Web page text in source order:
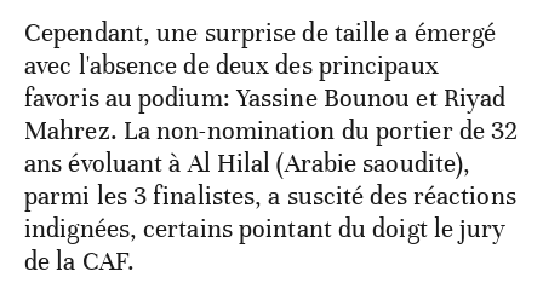
Cependant, une surprise de taille a émergé
avec l'absence de deux des principaux
favoris au podium: Yassine Bounou et Riyad
Mahrez. La non-nomination du portier de 32
ans évoluant à Al Hilal (Arabie saoudite),
parmi les 3 finalistes, a suscité des réactions
indignées, certains pointant du doigt le jury
de la CAF.